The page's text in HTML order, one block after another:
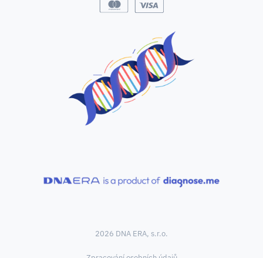
2026 DNA ERA, s.r.o.